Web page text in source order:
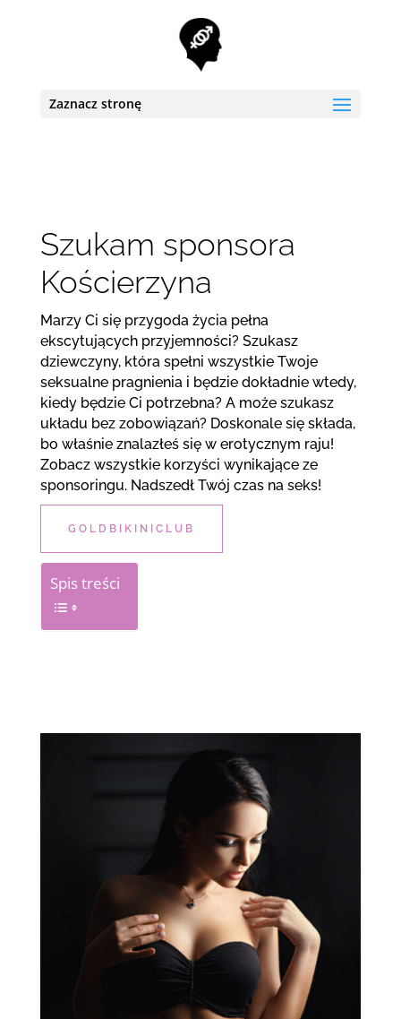
Zaznacz stronę
Szukam sponsora
Kościerzyna
Marzy Ci się przygoda życia pełna
ekscytujących przyjemności? Szukasz
dziewczyny, która spełni wszystkie Twoje
seksualne pragnienia i będzie dokładnie wtedy,
kiedy będzie Ci potrzebna? A może szukasz
układu bez zobowiązań? Doskonale się składa,
bo właśnie znalazłeś się w erotycznym raju!
Zobacz wszystkie korzyści wynikające ze
sponsoringu. Nadszedł Twój czas na seks!
GOLDBIKINICLUB
Spis treści